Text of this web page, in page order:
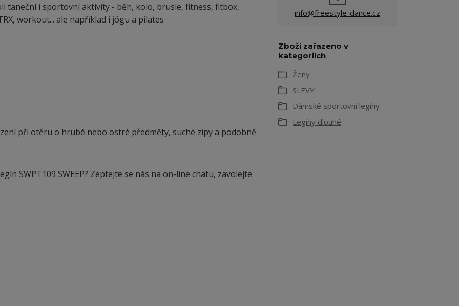
taneční i sportovní aktivity - běh, kolo, brusle, fitness, fitbox,
workout... ale například i jógu a pilates
při otěru o hrubé nebo ostré předměty, suché zipy a podobně.
SWPT109 SWEEP? Zeptejte se nás na on-line chatu, zavolejte
info@freestyle-dance.cz
Zboží zařazeno v
kategoriích
Ženy
SLEVY
Dámské sportovní legíny
Legíny dlouhé